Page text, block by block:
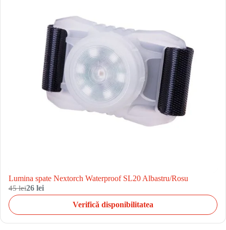
Lumina spate Nextorch Waterproof SL20 Albastru/Rosu
45 lei26 lei
Verifică disponibilitatea